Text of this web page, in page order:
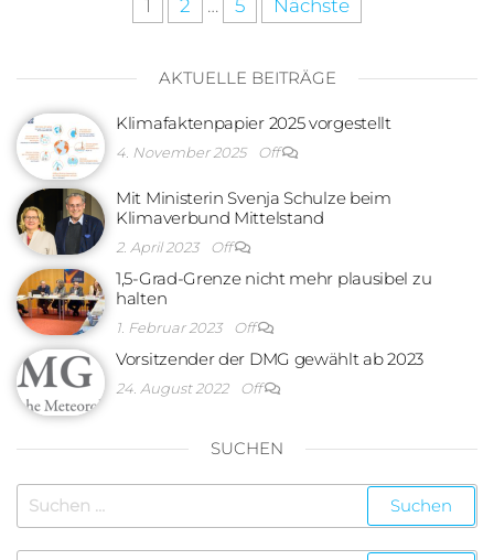
1 2 … 5 Nächste
AKTUELLE BEITRÄGE
Klimafaktenpapier 2025 vorgestellt
4. November 2025 Off
Mit Ministerin Svenja Schulze beim
Klimaverbund Mittelstand
2. April 2023 Off
1,5-Grad-Grenze nicht mehr plausibel zu
halten
1. Februar 2023 Off
Vorsitzender der DMG gewählt ab 2023
24. August 2022 Off
SUCHEN